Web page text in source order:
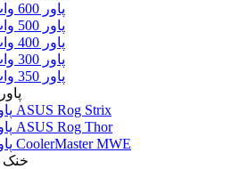
پاور 600 وات
پاور 500 وات
پاور 400 وات
پاور 300 وات
پاور 350 وات
پاور ASUS Rog Strix
پاور ASUS Rog Thor
پاور CoolerMaster MWE
خنک